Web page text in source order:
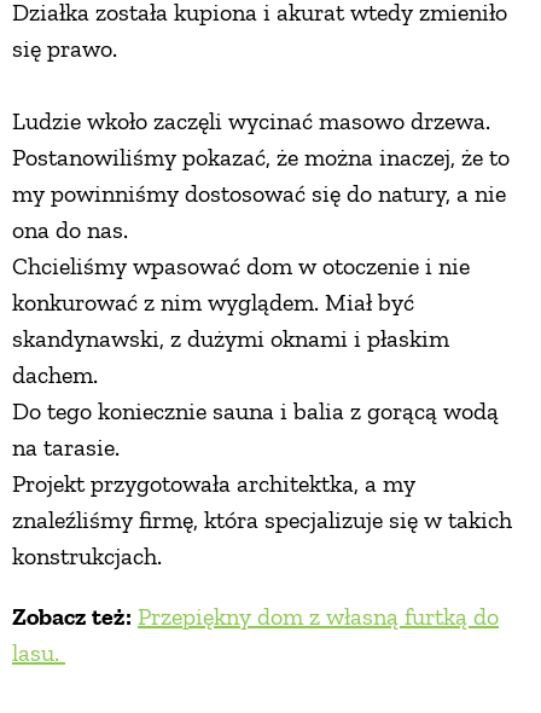
Działka została kupiona i akurat wtedy zmieniło
się prawo.
Ludzie wkoło zaczęli wycinać masowo drzewa.
Postanowiliśmy pokazać, że można inaczej, że to
my powinniśmy dostosować się do natury, a nie
ona do nas.
Chcieliśmy wpasować dom w otoczenie i nie
konkurować z nim wyglądem. Miał być
skandynawski, z dużymi oknami i płaskim
dachem.
Do tego koniecznie sauna i balia z gorącą wodą
na tarasie.
Projekt przygotowała architektka, a my
znaleźliśmy firmę, która specjalizuje się w takich
konstrukcjach.
Zobacz też: Przepiękny dom z własną furtką do
lasu.